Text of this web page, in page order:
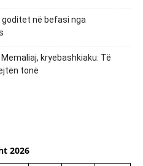
goditet në befasi nga
kryebashkiaku: Të
tonë
2026